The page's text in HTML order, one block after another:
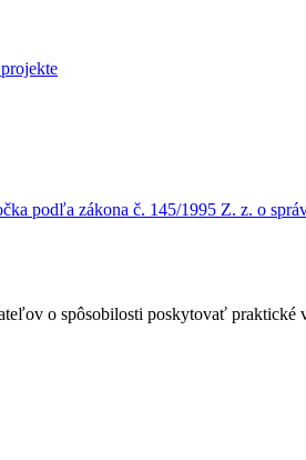
podľa zákona č. 145/1995 Z. z. o
o spôsobilosti poskytovať praktické